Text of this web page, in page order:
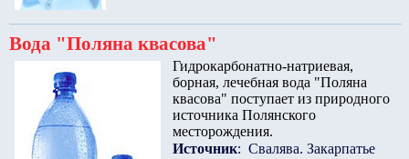
Вода "Поляна квасова"
Гидрокарбонатно-натриевая,
борная, лечебная вода "Поляна
квасова" поступает из природного
источника Полянского
месторождения.
Источник: Свалява. Закарпатье